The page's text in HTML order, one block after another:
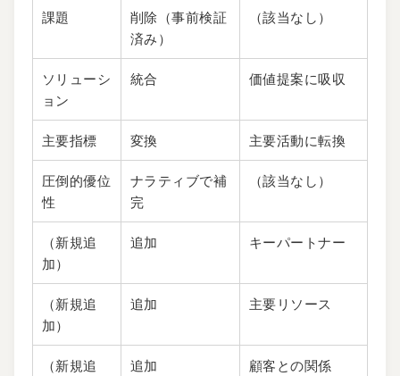
課題
削除（事前検証
済み）
（該当なし）
ソリューシ
ョン
統合 価値提案に吸収
主要指標 変換 主要活動に転換
圧倒的優位
性
ナラティブで補
完
（該当なし）
（新規追
加）
追加 キーパートナー
（新規追
加）
追加 主要リソース
（新規追
追加 顧客との関係